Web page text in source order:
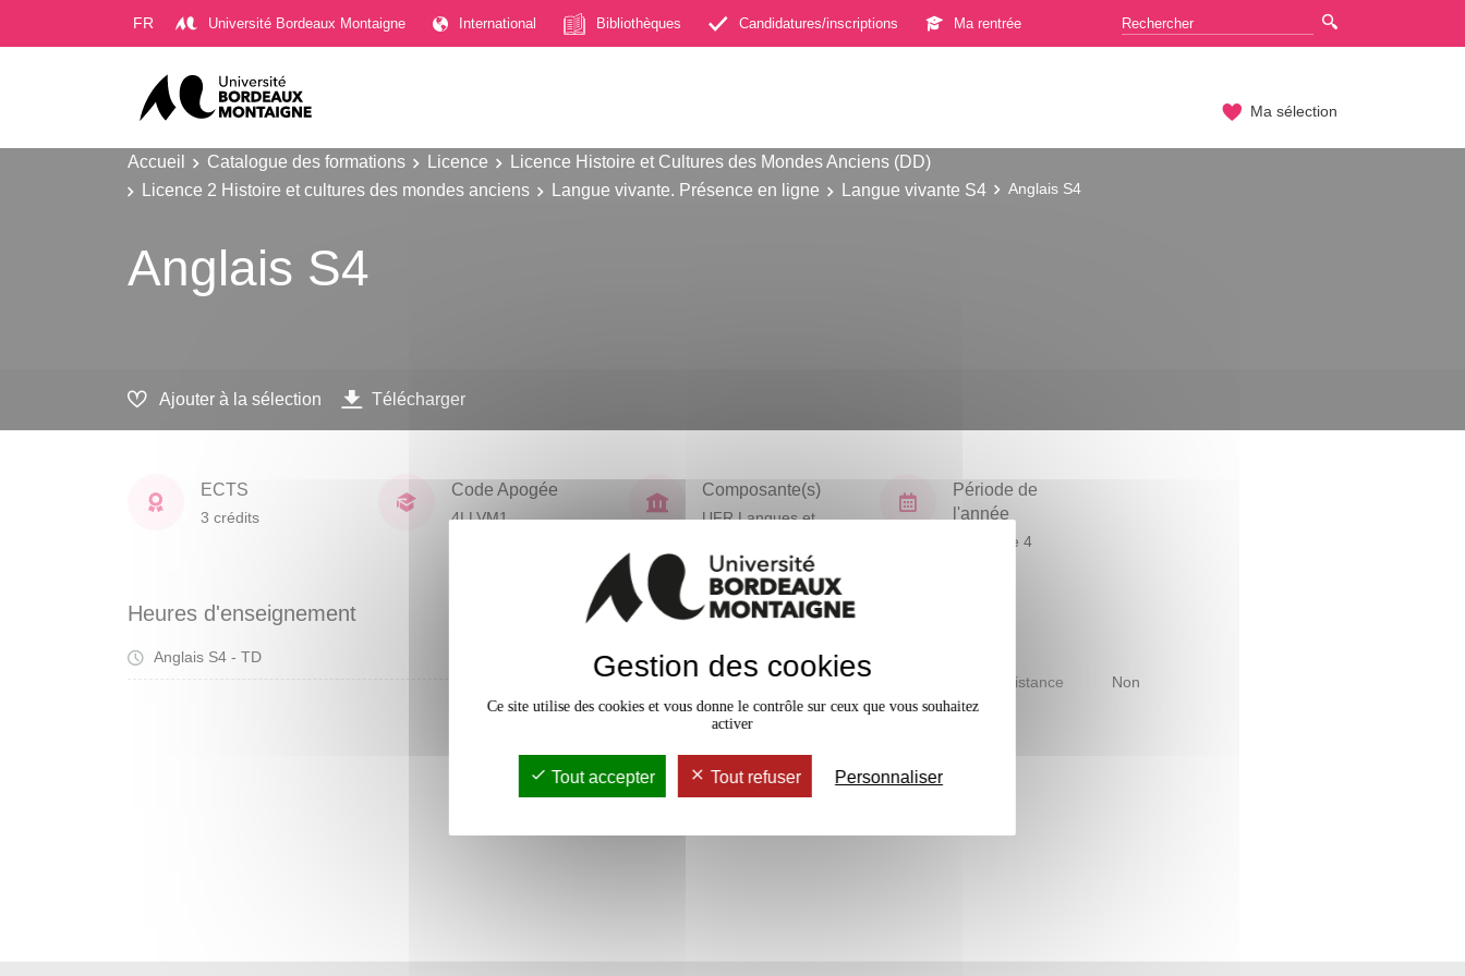
FR Université Bordeaux Montaigne International Bibliothèques Candidatures/inscriptions Ma rentrée
Ma sélection
Accueil Catalogue des formations Licence
Licence Histoire et Cultures des Mondes Anciens (DD)
Licence 2 Histoire et cultures des mondes anciens
Langue vivante. Présence en ligne Langue vivante S4 Anglais S4
Anglais S4
Ajouter à la sélection Télécharger
ECTS
3 crédits
Code Apogée
4LLVM1
Composante(s)
UFR Langues et
Période de
l'année
Semestre 4
Heures d'enseignement
Anglais S4 - TD 24h
Accessible à distance Non
Gestion des cookies
Ce site utilise des cookies et vous donne le contrôle sur ceux que vous souhaitez
activer
Tout accepter Tout refuser Personnaliser